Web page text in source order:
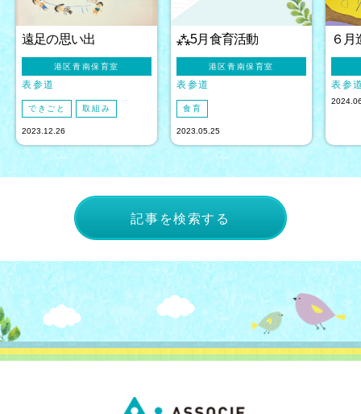
遠足の思い出
港区青南保育室
表参道
できごと 取組み
2023.12.26
⁂5月食育活動
港区青南保育室
表参道
食育
2023.05.25
６月
表参
記事を検索する